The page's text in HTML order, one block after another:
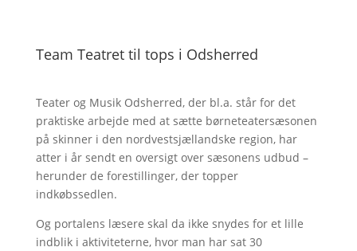
Team Teatret til tops i Odsherred
Teater og Musik Odsherred, der bl.a. står for det
praktiske arbejde med at sætte børneteatersæsonen
på skinner i den nordvestsjællandske region, har
atter i år sendt en oversigt over sæsonens udbud –
herunder de forestillinger, der topper
indkøbssedlen.
Og portalens læsere skal da ikke snydes for et lille
indblik i aktiviteterne, hvor man har sat 30